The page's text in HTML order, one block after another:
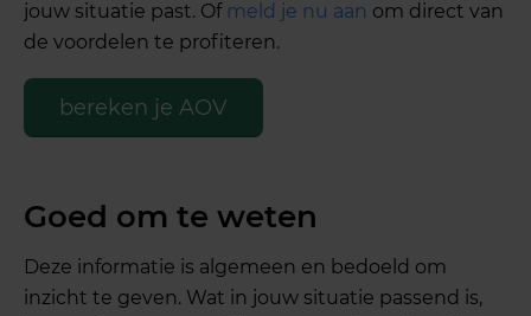
jouw situatie past. Of meld je nu aan om direct van
de voordelen te profiteren.
bereken je AOV
Goed om te weten
Deze informatie is algemeen en bedoeld om
inzicht te geven. Wat in jouw situatie passend is,